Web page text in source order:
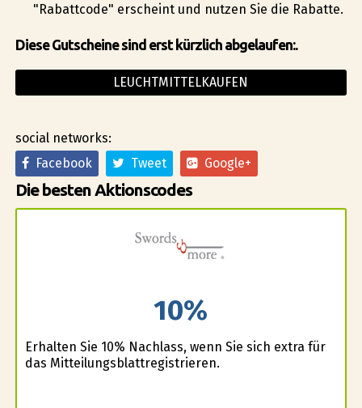
"Rabattcode" erscheint und nutzen Sie die Rabatte.
Diese Gutscheine sind erst kürzlich abgelaufen:.
LEUCHTMITTELKAUFEN
social networks:
Facebook
Tweet Google+
Die besten Aktionscodes
10%
Erhalten Sie 10% Nachlass, wenn Sie sich extra für
das Mitteilungsblattregistrieren.